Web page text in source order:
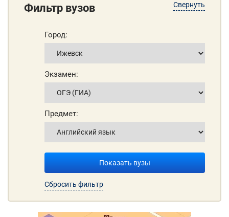
Свернуть
Фильтр вузов
Город:
Экзамен:
Предмет:
Показать вузы
Сбросить фильтр